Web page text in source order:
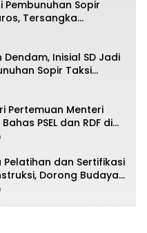
Pembunuhan Sopir
Tersangka
Inisial SD Jadi
Sopir Taksi
Pertemuan Menteri
PSEL dan RDF di
Pelatihan dan Sertifikasi
Dorong Budaya